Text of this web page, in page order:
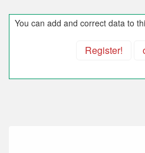
You can add and correct data to
Register!